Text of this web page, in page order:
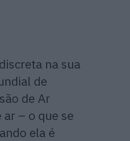
na sua
de
de Ar
– o que se
ela é